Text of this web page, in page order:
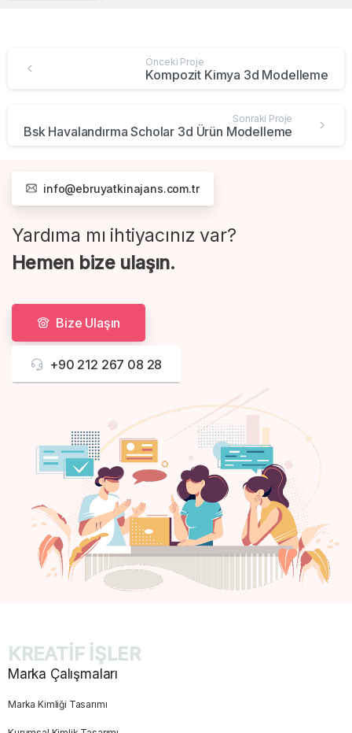
Önceki Proje
Kompozit Kimya 3d Modelleme
Sonraki Proje
Bsk Havalandırma Scholar 3d Ürün Modelleme
info@ebruyatkinajans.com.tr
Yardıma mı ihtiyacınız var?
Hemen bize ulaşın.
Bize Ulaşın
+90 212 267 08 28
KREATİF İŞLER
Marka Çalışmaları
Marka Kimliği Tasarımı